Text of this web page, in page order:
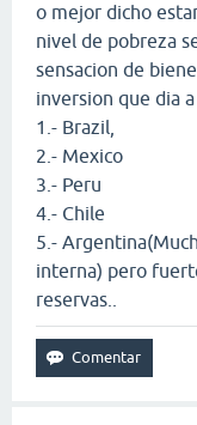
o mejor dicho
nivel de pobreza
sensacion de
inversion que dia a
1.- Brazil,
2.- Mexico
3.- Peru
4.- Chile
5.-
interna) pero
reservas..